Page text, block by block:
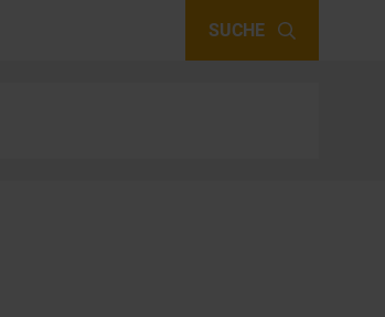
SUCHE